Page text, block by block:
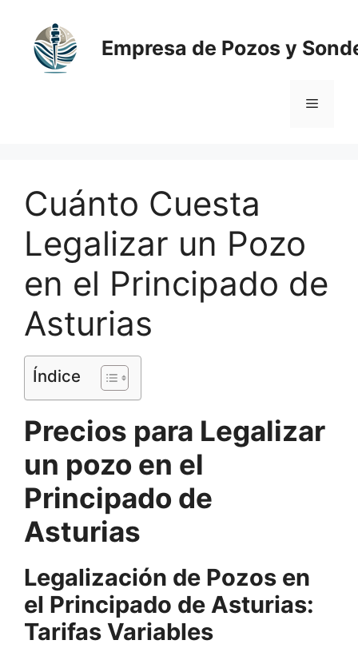
contenido
Empresa de Pozos y
Menú
Cuánto Cuesta
Legalizar un Pozo
en el Principado de
Asturias
Índice
Precios para Legalizar
un pozo en el
Principado de
Asturias
Legalización de Pozos en
el Principado de Asturias:
Tarifas Variables